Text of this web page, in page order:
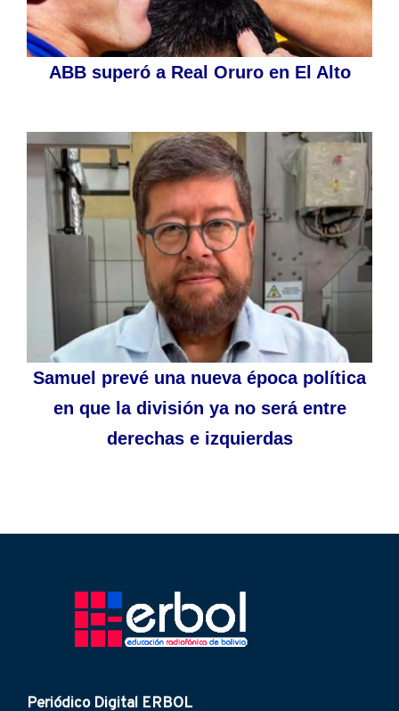
ABB superó a Real Oruro en El Alto
Samuel prevé una nueva época política
en que la división ya no será entre
derechas e izquierdas
Periódico Digital ERBOL